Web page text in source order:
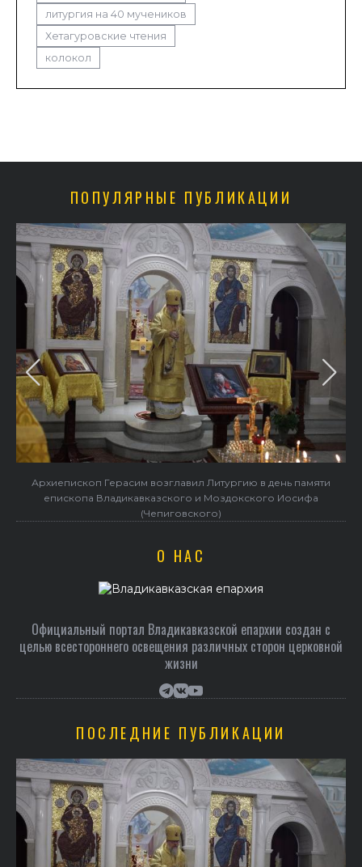
литургия на 40 мучеников
Хетагуровские чтения
колокол
ПОПУЛЯРНЫЕ ПУБЛИКАЦИИ
Архиепископ Герасим возглавил Литургию в день памяти
епископа Владикавказского и Моздокского Иосифа
(Чепиговского)
О НАС
Официальный портал Владикавказской епархии создан c
целью всестороннего освещения различных сторон церковной
жизни
ПОСЛЕДНИЕ ПУБЛИКАЦИИ